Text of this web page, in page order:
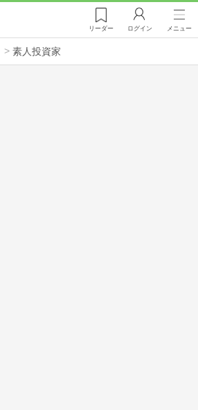
リーダー ログイン メニュー
素人投資家